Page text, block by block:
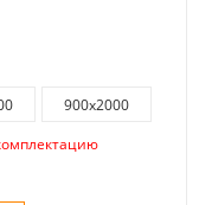
900х2000